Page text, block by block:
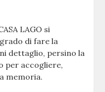
LAGO si
di fare la
dettaglio, persino la
per accogliere,
memoria.